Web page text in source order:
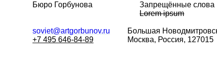
Бюро Горбунова
Запрещённые слова
Lorem ipsum
soviet@artgorbunov.ru
+7 495 646-84-89
Большая
Москва, Россия, 127015